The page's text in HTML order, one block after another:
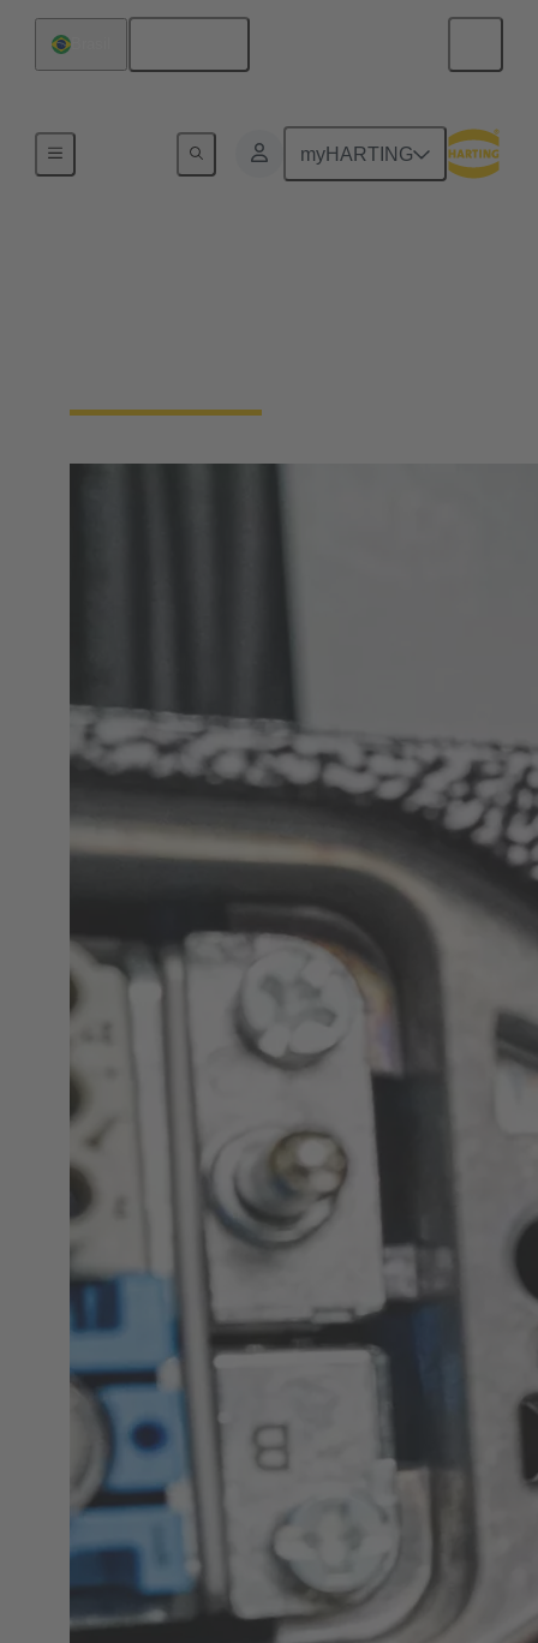
myHARTING
Conectividad de dispositivos